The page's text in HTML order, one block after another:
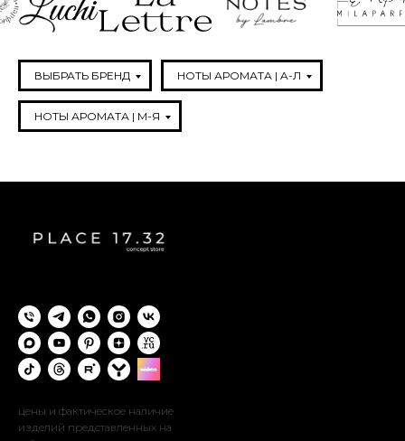
ВЫБРАТЬ БРЕНД НОТЫ АРОМАТА | A-Л
НОТЫ АРОМАТА | М-Я
цены и фактическое наличие
изделий представленных на